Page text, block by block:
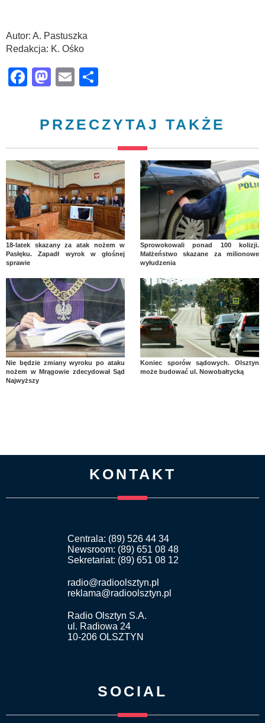
Autor: A. Pastuszka
Redakcja: K. Ośko
Facebook
Mastodon
Email
PRZECZYTAJ TAKŻE
18-latek skazany za atak nożem w
Pasłęku. Zapadł wyrok w głośnej
sprawie
Sprowokowali ponad 100 kolizji.
Małżeństwo skazane za milionowe
wyłudzenia
Nie będzie zmiany wyroku po ataku
nożem w Mrągowie zdecydował Sąd
Najwyższy
Koniec sporów sądowych. Olsztyn
może budować ul. Nowobałtycką
KONTAKT
Centrala: (89) 526 44 34
Newsroom: (89) 651 08 48
Sekretariat: (89) 651 08 12
radio@radioolsztyn.pl
reklama@radioolsztyn.pl
Radio Olsztyn S.A.
ul. Radiowa 24
10-206 OLSZTYN
SOCIAL